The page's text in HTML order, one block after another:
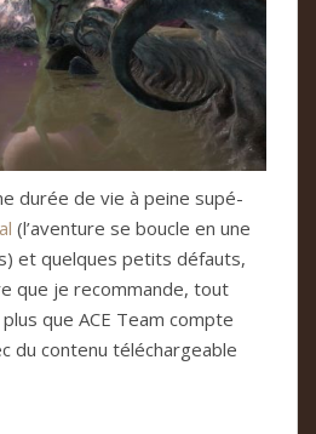
durée de vie à peine supé­
(l’aven­ture se bou­cle en une
et quel­ques petits défauts,
que je recom­mande, tout
que ACE Team compte
du con­tenu télé­char­gea­ble